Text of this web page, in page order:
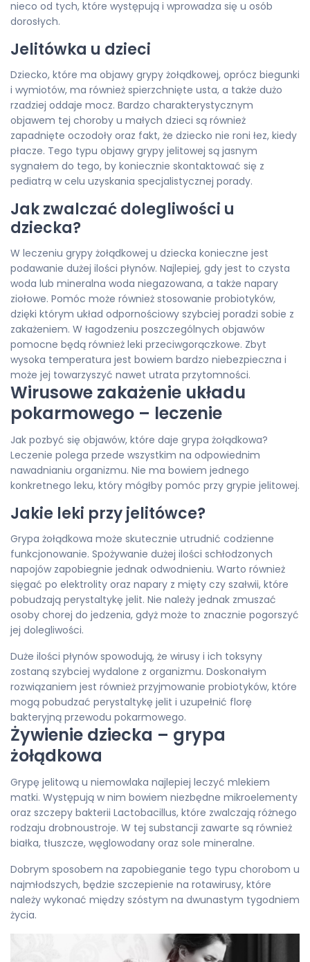
nieco od tych, które występują i wprowadza się u osób
dorosłych.
Jelitówka u dzieci
Dziecko, które ma objawy grypy żołądkowej, oprócz biegunki
i wymiotów, ma również spierzchnięte usta, a także dużo
rzadziej oddaje mocz. Bardzo charakterystycznym
objawem tej choroby u małych dzieci są również
zapadnięte oczodoły oraz fakt, że dziecko nie roni łez, kiedy
płacze. Tego typu objawy grypy jelitowej są jasnym
sygnałem do tego, by koniecznie skontaktować się z
pediatrą w celu uzyskania specjalistycznej porady.
Jak zwalczać dolegliwości u
dziecka?
W leczeniu grypy żołądkowej u dziecka konieczne jest
podawanie dużej ilości płynów. Najlepiej, gdy jest to czysta
woda lub mineralna woda niegazowana, a także napary
ziołowe. Pomóc może również stosowanie probiotyków,
dzięki którym układ odpornościowy szybciej poradzi sobie z
zakażeniem. W łagodzeniu poszczególnych objawów
pomocne będą również leki przeciwgorączkowe. Zbyt
wysoka temperatura jest bowiem bardzo niebezpieczna i
może jej towarzyszyć nawet utrata przytomności.
Wirusowe zakażenie układu
pokarmowego – leczenie
Jak pozbyć się objawów, które daje grypa żołądkowa?
Leczenie polega przede wszystkim na odpowiednim
nawadnianiu organizmu. Nie ma bowiem jednego
konkretnego leku, który mógłby pomóc przy grypie jelitowej.
Jakie leki przy jelitówce?
Grypa żołądkowa może skutecznie utrudnić codzienne
funkcjonowanie. Spożywanie dużej ilości schłodzonych
napojów zapobiegnie jednak odwodnieniu. Warto również
sięgać po elektrolity oraz napary z mięty czy szałwii, które
pobudzają perystaltykę jelit. Nie należy jednak zmuszać
osoby chorej do jedzenia, gdyż może to znacznie pogorszyć
jej dolegliwości.
Duże ilości płynów spowodują, że wirusy i ich toksyny
zostaną szybciej wydalone z organizmu. Doskonałym
rozwiązaniem jest również przyjmowanie probiotyków, które
mogą pobudzać perystaltykę jelit i uzupełnić florę
bakteryjną przewodu pokarmowego.
Żywienie dziecka – grypa
żołądkowa
Grypę jelitową u niemowlaka najlepiej leczyć mlekiem
matki. Występują w nim bowiem niezbędne mikroelementy
oraz szczepy bakterii Lactobacillus, które zwalczają różnego
rodzaju drobnoustroje. W tej substancji zawarte są również
białka, tłuszcze, węglowodany oraz sole mineralne.
Dobrym sposobem na zapobieganie tego typu chorobom u
najmłodszych, będzie szczepienie na rotawirusy, które
należy wykonać między szóstym na dwunastym tygodniem
życia.